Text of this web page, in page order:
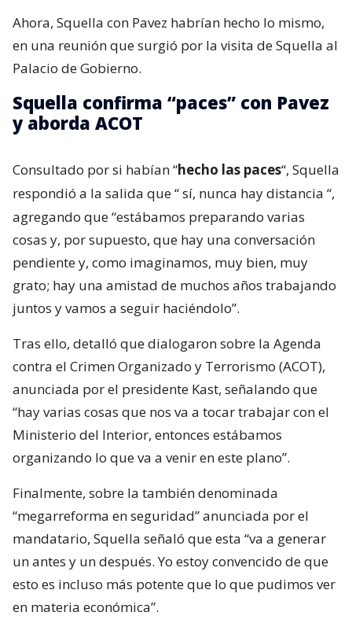
Ahora, Squella con Pavez habrían hecho lo mismo,
en una reunión que surgió por la visita de Squella al
Palacio de Gobierno.
Squella confirma “paces” con Pavez
y aborda ACOT
Consultado por si habían “hecho las paces“, Squella
respondió a la salida que “sí, nunca hay distancia “,
agregando que “estábamos preparando varias
cosas y, por supuesto, que hay una conversación
pendiente y, como imaginamos, muy bien, muy
grato; hay una amistad de muchos años trabajando
juntos y vamos a seguir haciéndolo”.
Tras ello, detalló que dialogaron sobre la Agenda
contra el Crimen Organizado y Terrorismo (ACOT),
anunciada por el presidente Kast, señalando que
“hay varias cosas que nos va a tocar trabajar con el
Ministerio del Interior, entonces estábamos
organizando lo que va a venir en este plano”.
Finalmente, sobre la también denominada
“megarreforma en seguridad” anunciada por el
mandatario, Squella señaló que esta “va a generar
un antes y un después. Yo estoy convencido de que
esto es incluso más potente que lo que pudimos ver
en materia económica”.